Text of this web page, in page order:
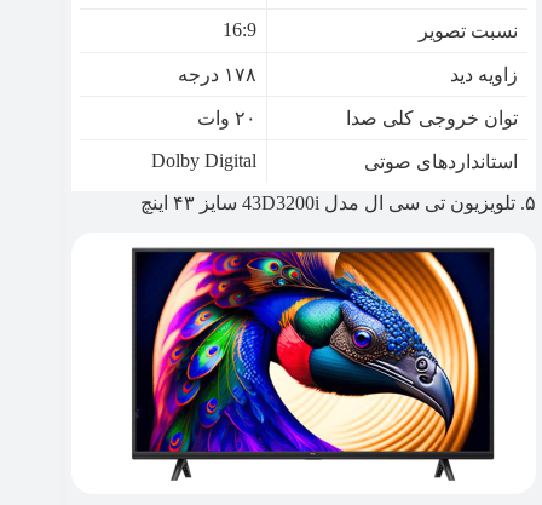
نسبت تصویر 16:9
زاویه دید ۱۷۸ درجه
توان خروجی کلی صدا ۲۰ وات
استانداردهای صوتی Dolby Digital
۵. تلویزیون تی سی ال مدل 43D3200i سایز ۴۳ اینچ